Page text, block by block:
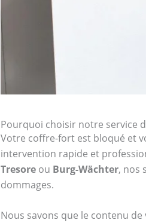
Pourquoi choisir notre service
Votre coffre-fort est bloqué et
intervention rapide et
Tresore ou Burg-Wächter, nos
dommages.
Nous savons que le contenu